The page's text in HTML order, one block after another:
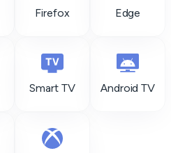
Firefox Edge
Smart TV Android TV